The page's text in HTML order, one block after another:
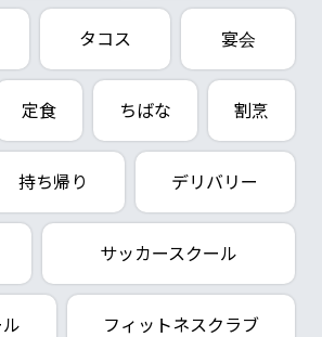
タコス 宴会
定食 ちばな 割烹
持ち帰り デリバリー
サッカースクール
フィットネスクラブ